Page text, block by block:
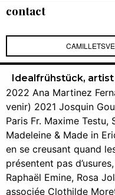
contact
Idealfrühstück, artist
2022 Ana Martinez
venir) 2021 Josquin
Paris Fr. Maxime Testu,
Madeleine & Made in
en se creusant quand
présentent pas
Raphaël Emine, Rosa
associée Clothilde